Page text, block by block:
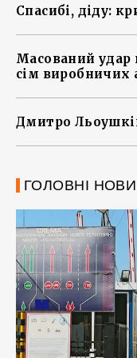
Спасибі, діду:
Масований
сім виробничих
Дмитро
ГОЛОВНІ